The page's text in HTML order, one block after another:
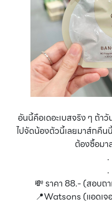
อันนี้คือเดอะเบสจริง ๆ ถ้า
ไปจัดน้องตัวนี้เลยมาส์กคืน
ต้องซื้อมา
.
.
💸 ราคา 88.- (สอบถ
📍Watsons (แอดเจ